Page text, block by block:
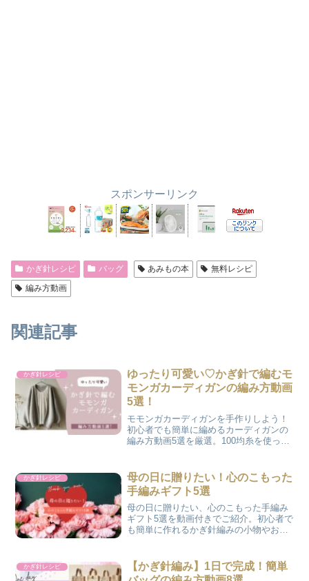
スポンサーリンク
かぎ針レシピ バッグ あみもの本
無料レシピ
編み方動画
関連記事
かぎ針レシピ
ゆったり可愛い♡かぎ針で編むモ
モンガカーディガンの編み方動画
5選！
モモンガカーディガンを手作りしよう！
初心者でも簡単に編めるカーディガンの
編み方動画5選を厳選。100均糸を使った
かぎ針レシピ
母の日に贈りたい！心のこもった
手編みギフト5選
母の日に贈りたい、心のこもった手編み
ギフト5選を動画付きでご紹介。初心者で
も簡単に作れるかぎ針編みの小物やお花
かぎ針レシピ
【かぎ針編み】1日で完成！簡単